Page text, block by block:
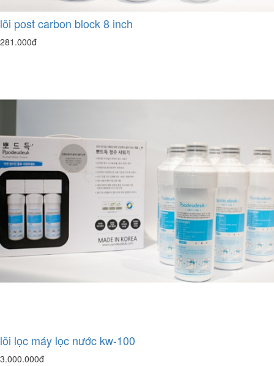
lõi post carbon block 8 inch
281.000đ
lõi lọc máy lọc nước kw-100
3.000.000đ